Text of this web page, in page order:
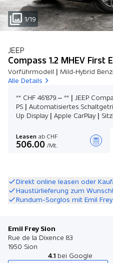
1/19
JEEP
Compass 1.2 MHEV First
Vorführmodell | Mild-Hybrid
Alle Details
** CHF 46'879.– ** | JEEP
PS | Automatisiertes
Up Display | Apple CarPlay |
Leasen ab CHF
506.00 /Mt.
Direkt online leasen oder
Haustürlieferung zum
Rundum-Sorglos mit Emil Frey
Emil Frey Sion
Rue de la Dixence 83
1950 Sion
4.1 bei Google